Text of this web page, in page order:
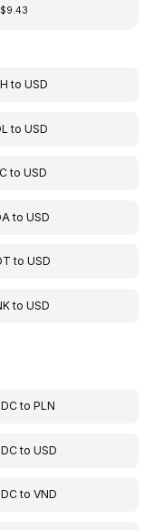
$9.43
toUSD
toUSD
toUSD
toUSD
toUSD
toUSD
toPLN
toUSD
toVND